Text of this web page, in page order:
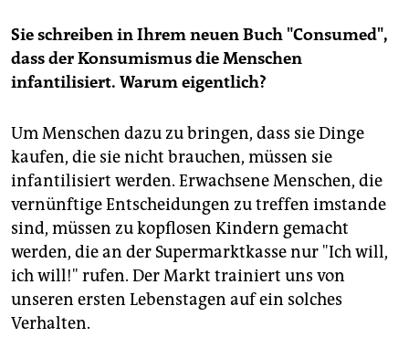
Sie schreiben in Ihrem neuen Buch "Consumed",
dass der Konsumismus die Menschen
infantilisiert. Warum eigentlich?
Um Menschen dazu zu bringen, dass sie Dinge
kaufen, die sie nicht brauchen, müssen sie
infantilisiert werden. Erwachsene Menschen, die
vernünftige Entscheidungen zu treffen imstande
sind, müssen zu kopflosen Kindern gemacht
werden, die an der Supermarktkasse nur "Ich will,
ich will!" rufen. Der Markt trainiert uns von
unseren ersten Lebenstagen auf ein solches
Verhalten.